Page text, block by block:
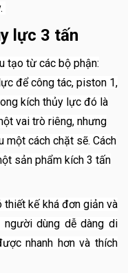
lực 3 tấn
tạo từ các bộ phận:
để công tác, piston 1,
kích thủy lực đó là
vai trò riêng, nhưng
một cách chặt sẽ. Cách
sản phẩm kích 3 tấn
kế khá đơn giản và
dùng dễ dàng di
nhanh hơn và thích